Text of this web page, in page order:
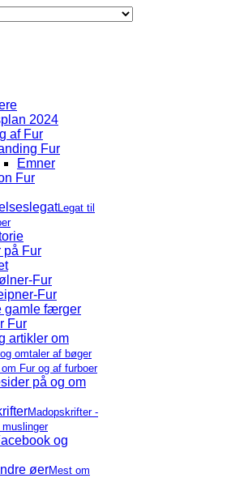
2024
af Fur
Fur
Emner
Fur
Legat til
på Fur
Fur
Fur
gamle færger
Fur
artikler om
omtaler af bøger
Fur og af furboer
på og om
Madopskrifter -
og
øerMest om